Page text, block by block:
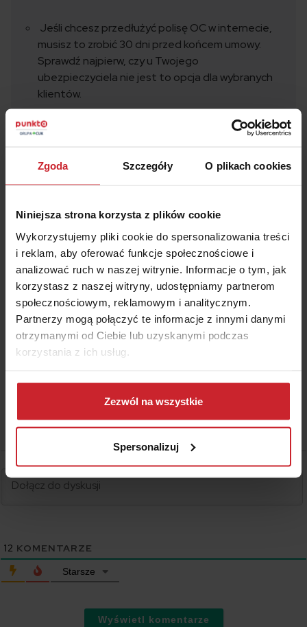
Zgoda Szczegóły O plikach cookies
Niniejsza strona korzysta z plików cookie
Wykorzystujemy pliki cookie do spersonalizowania treści
i reklam, aby oferować funkcje społecznościowe i
analizować ruch w naszej witrynie. Informacje o tym, jak
korzystasz z naszej witryny, udostępniamy partnerom
społecznościowym, reklamowym i analitycznym.
Partnerzy mogą połączyć te informacje z innymi danymi
otrzymanymi od Ciebie lub uzyskanymi podczas
korzystania z ich usług.
Dowiedz się więcej na temat tego, kim jesteśmy, jak
można się z nami skontaktować i w jaki sposób
przetwarzamy dane osobowe w ramachPolityki
Zezwól na wszystkie
Spersonalizuj
Jeśli chcesz przedłużyć polisę OC w internecie,
musisz to zrobić 30 dni przed końcem umowy.
Sprawdź najpierw, czy u Twojego
ubezpieczyciela nie jest to opcja dla wybranych
klientów.
Możesz to także zrobić telefonicznie. Zanim
zadzwonisz, sprawdź numer polisy.
bądź 14 dni przed końcem umowy, otrzymasz
pocztą lub mailem propozycję nowej oferty.
Jeżeli nie wykonasz żadnego ruchu, polisa
zostanie przedłużona automatycznie.
Przedłużenie automatyczne nie dokonuje się w
dwóch sytuacjach: gdy kupiłeś auto i
wykorzystujesz polisę poprzedniego właściciela
oraz gdy masz jakieś zaległości w płatnościach
składek.
12 KOMENTARZE
Starsze
Wyświetl komentarze